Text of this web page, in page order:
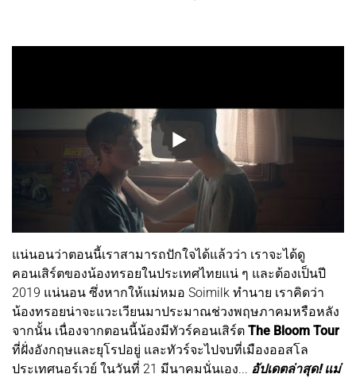
แน่นอนว่าตอนนี้เราสามารถปักใจได้แล้วว่า เราจะได้ดู
คอนเสิร์ตของน้องทรอยในประเทศไทยแน่ ๆ และต้องเป็นปี
2019 แน่นอน ซึ่งหากให้แม่หมอ Soimilk ทำนาย เราคิดว่า
น้องทรอยน่าจะแวะเวียนมาประมาณช่วงพฤษภาคมหรือหลัง
จากนั้น เนื่องจากตอนนี้น้องมีทัวร์คอนเสิร์ต The Bloom Tour
ที่ฝั่งอังกฤษและยุโรปอยู่ และทัวร์จะไปจบที่เมืองออสโล
ประเทศนอร์เวย์ ในวันที่ 21 มีนาคมนั่นเอง... อัปเดตล่าสุด! แม่